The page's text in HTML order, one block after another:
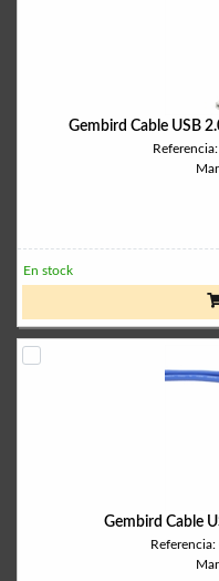
Gembird Cable USB
En stock
Gembird Cable